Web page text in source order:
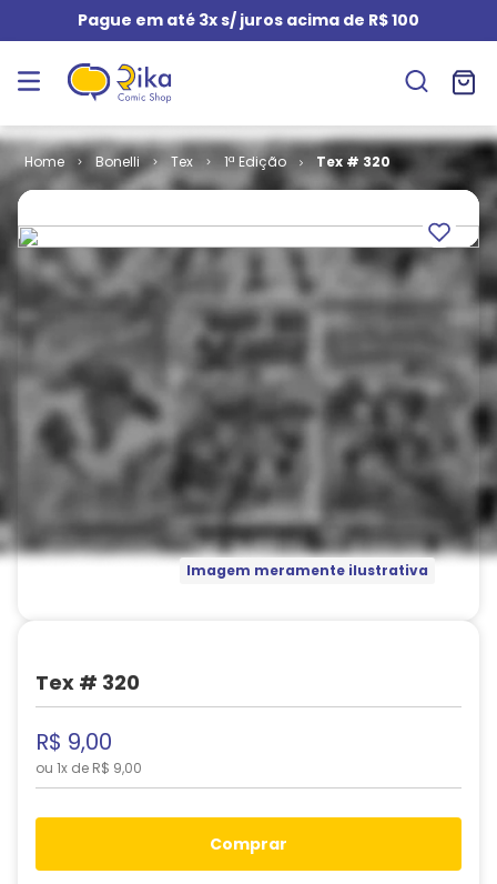
Pague em até 3x s/ juros acima de R$ 100
Bonelli Tex 1ª Edição Tex # 320
Imagem meramente ilustrativa
Tex # 320
R$ 9,00
ou 1x de R$ 9,00
comprar